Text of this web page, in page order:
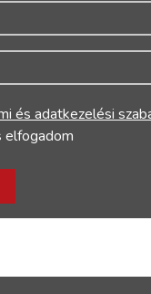
és adatkezelési
elfogadom